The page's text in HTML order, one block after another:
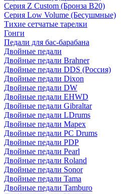
Серия Z Custom (Бронза B20)
Серия Low Volume (Бесушмные)
Тихие сетчатые тарелки
Гонги
Педали для бас-барабана
Двойные педали
Двойные педали Brahner
Двойные педали DDS (Россия)
Двойные педали Dixon
Двойные педали DW
Двойные педали EHWD
Двойные педали Gibraltar
Двойные педали LDrums
Двойные педали Mapex
Двойные педали PC Drums
Двойные педали PDP
Двойные педали Pearl
Двойные педали Roland
Двойные педали Sonor
Двойные педали Tama
Двойные педали Tamburo